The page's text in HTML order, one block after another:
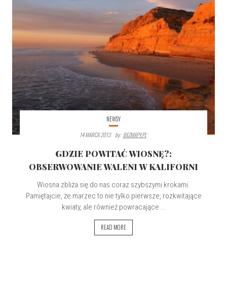
NEWSY
14 MARCA 2013 By: BEZMAPY.PL
GDZIE POWITAĆ WIOSNĘ?:
OBSERWOWANIE WALENI W KALIFORNI
Wiosna zbliża się do nas coraz szybszymi krokami.
Pamiętajcie, że marzec to nie tylko pierwsze, rozkwitające
kwiaty, ale również powracające...
READ MORE